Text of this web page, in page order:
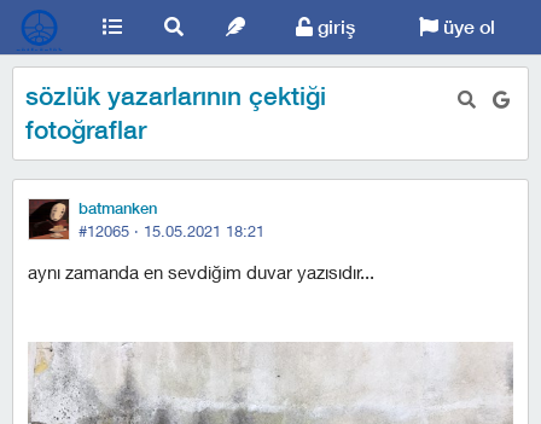
giriş üye ol
sözlük yazarlarının çektiği
fotoğraflar
batmanken
#12065 · 15.05.2021 18:21
aynı zamanda en sevdiğim duvar yazısıdır...